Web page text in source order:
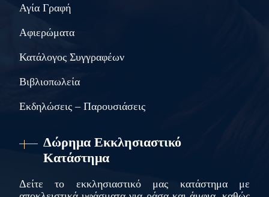
Αγία Γραφή
Αφιερώματα
Κατάλογος Συγγραφέων
Βιβλιοπωλεία
Εκδηλώσεις – Παρουσιάσεις
Δώρημα Εκκλησιαστικό
Κατάστημα
Δείτε το εκκλησιαστικό μας κατάστημα με